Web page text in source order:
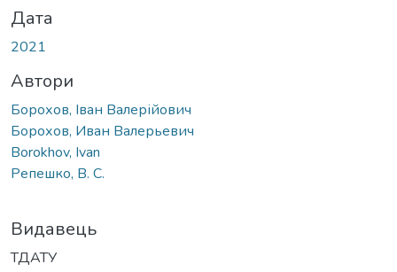
Дата
2021
Автори
Борохов, Іван Валерійович
Борохов, Иван Валерьевич
Borokhov, Ivan
Репешко, В. С.
Видавець
ТДАТУ